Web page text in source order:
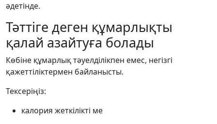
әдетінде.
Тәттіге деген құмарлықты
қалай азайтуға болады
Көбіне құмарлық тәуелділікпен емес, негізгі
қажеттіліктермен байланысты.
Тексеріңіз:
калория жеткілікті ме